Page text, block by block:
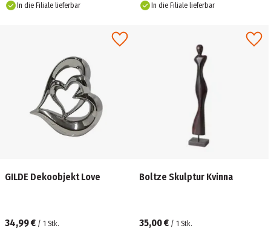
In die Filiale lieferbar
In die Filiale lieferbar
GILDE Dekoobjekt Love
34,99 € / 1 Stk.
Boltze Skulptur Kvinna
35,00 € / 1 Stk.